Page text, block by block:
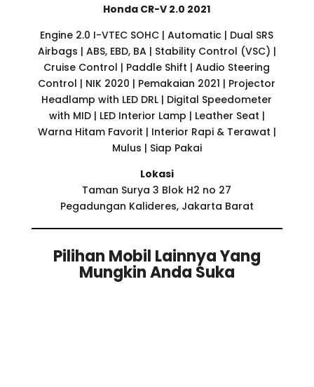
Honda CR-V 2.0 2021
Engine 2.0 I-VTEC SOHC | Automatic | Dual SRS
Airbags | ABS, EBD, BA | Stability Control (VSC) |
Cruise Control | Paddle Shift | Audio Steering
Control | NIK 2020 | Pemakaian 2021 | Projector
Headlamp with LED DRL | Digital Speedometer
with MID | LED Interior Lamp | Leather Seat |
Warna Hitam Favorit | Interior Rapi & Terawat |
Mulus | Siap Pakai
Lokasi
Taman Surya 3 Blok H2 no 27
Pegadungan Kalideres, Jakarta Barat
Pilihan Mobil Lainnya Yang
Mungkin Anda Suka